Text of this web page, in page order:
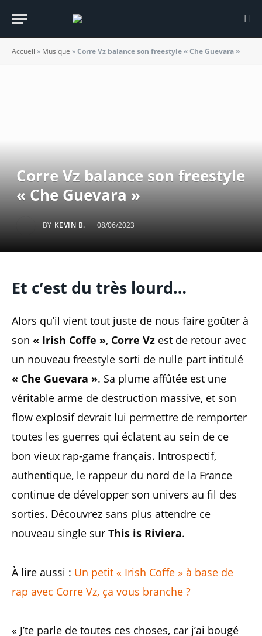
Accueil » Musique »Corre Vz balance son freestyle « Che Guevara »
Corre Vz balance son freestyle
« Che Guevara »
BY KEVIN B. 08/06/2023
Et c’est du très lourd…
Alors qu’il vient tout juste de nous faire goûter à
son « Irish Coffe », Corre Vz est de retour avec
un nouveau freestyle sorti de nulle part intitulé
« Che Guevara ». Sa plume affûtée est une
véritable arme de destruction massive, et son
flow explosif devrait lui permettre de remporter
toutes les guerres qui éclatent au sein de ce
bon vieux rap-game français. Introspectif,
authentique, le rappeur du nord de la France
continue de développer son univers au fil des
sorties. Découvrez sans plus attendre ce
nouveau single sur This is Riviera.
À lire aussi : Un petit « Irish Coffe » à base de
rap avec Corre Vz, ça vous branche ?
« J’te parle de toutes ces choses, car j’ai bougé